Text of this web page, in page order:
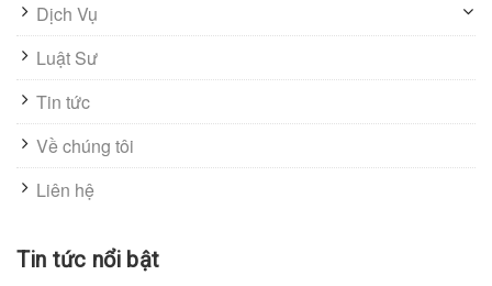
Dịch Vụ
Luật Sư
Tin tức
Về chúng tôi
Liên hệ
Tin tức nổi bật